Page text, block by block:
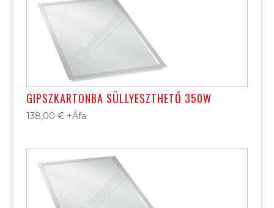
GIPSZKARTONBA SÜLLYESZTHETŐ 350W
138,00 € +Áfa